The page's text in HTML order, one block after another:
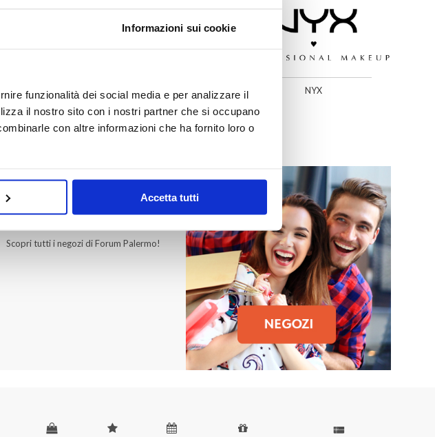
Informazioni sui cookie
funzionalità dei social media e per analizzare il
il nostro sito con i nostri partner che si occupano
con altre informazioni che ha fornito loro o
Accetta tutti
SEPHORA NYX
Scopri tutti i negozi di Forum Palermo!